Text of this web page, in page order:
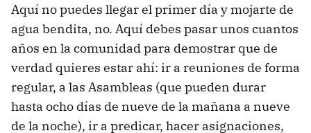
Aquí no puedes llegar el primer día y mojarte de
agua bendita, no. Aquí debes pasar unos cuantos
años en la comunidad para demostrar que de
verdad quieres estar ahí: ir a reuniones de forma
regular, a las Asambleas (que pueden durar
hasta ocho días de nueve de la mañana a nueve
de la noche), ir a predicar, hacer asignaciones,